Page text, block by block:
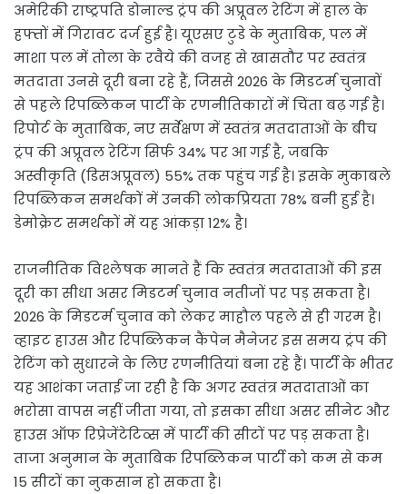
अमेरिकी राष्ट्रपति डोनाल्ड ट्रंप की अप्रूवल रेटिंग में हाल के
हफ्तों में गिरावट दर्ज हुई है। यूएसए टुडे के मुताबिक, पल में
माशा पल में तोला के रवैये की वजह से खासतौर पर स्वतंत्र
मतदाता उनसे दूरी बना रहे हैं, जिससे 2026 के मिडटर्म चुनावों
से पहले रिपब्लिकन पार्टी के रणनीतिकारों में चिंता बढ़ गई है।
रिपोर्ट के मुताबिक, नए सर्वेक्षण में स्वतंत्र मतदाताओं के बीच
ट्रंप की अप्रूवल रेटिंग सिर्फ 34% पर आ गई है, जबकि
अस्वीकृति (डिसअप्रूवल) 55% तक पहुंच गई है। इसके मुकाबले
रिपब्लिकन समर्थकों में उनकी लोकप्रियता 78% बनी हुई है।
डेमोक्रेट समर्थकों में यह आंकड़ा 12% है।
राजनीतिक विश्लेषक मानते हैं कि स्वतंत्र मतदाताओं की इस
दूरी का सीधा असर मिडटर्म चुनाव नतीजों पर पड़ सकता है।
2026 के मिडटर्म चुनाव को लेकर माहौल पहले से ही गरम है।
व्हाइट हाउस और रिपब्लिकन कैंपेन मैनेजर इस समय ट्रंप की
रेटिंग को सुधारने के लिए रणनीतियां बना रहे हैं। पार्टी के भीतर
यह आशंका जताई जा रही है कि अगर स्वतंत्र मतदाताओं का
भरोसा वापस नहीं जीता गया, तो इसका सीधा असर सीनेट और
हाउस ऑफ रिप्रेजेंटेटिव्स में पार्टी की सीटों पर पड़ सकता है।
ताजा अनुमान के मुताबिक रिपब्लिकन पार्टी को कम से कम
15 सीटों का नुकसान हो सकता है।